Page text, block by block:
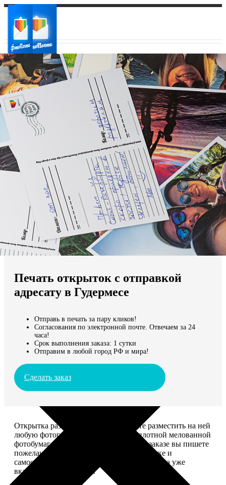
Ваш город:
Ваш регион доставки
Выберите из списка:
Мы доставляем по всему миру
Продолжить без города
Печать открыток с отправкой
адресату в Гудермесе
Отправь в печать за пару кликов!
Согласования по электронной почте. Отвечаем за 24
часа!
Срок выполнения заказа: 1 сутки
Отправим в любой город РФ и мира!
Сделать заказ
Открытка размером 10*15, вы можете разместить на ней
любую фотографию. Печатается на плотной мелованной
фотобумаге плотностью 300 г/м2. При заказе вы пишете
пожелание, мы его напечатаем на открытке и
самостоятельно отправим адресату (доставка уже
включена в стоимость).